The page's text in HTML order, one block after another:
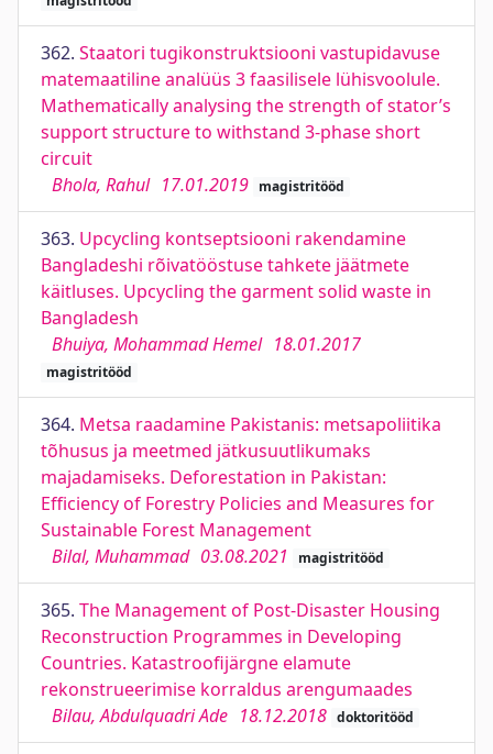
362. Staatori tugikonstruktsiooni vastupidavuse
matemaatiline analüüs 3 faasilisele lühisvoolule.
Mathematically analysing the strength of stator’s
support structure to withstand 3-phase short
circuit
Bhola, Rahul 17.01.2019 magistritööd
363. Upcycling kontseptsiooni rakendamine
Bangladeshi rõivatööstuse tahkete jäätmete
käitluses. Upcycling the garment solid waste in
Bangladesh
Bhuiya, Mohammad Hemel 18.01.2017
magistritööd
364. Metsa raadamine Pakistanis: metsapoliitika
tõhusus ja meetmed jätkusuutlikumaks
majadamiseks. Deforestation in Pakistan:
Efficiency of Forestry Policies and Measures for
Sustainable Forest Management
Bilal, Muhammad 03.08.2021 magistritööd
365. The Management of Post-Disaster Housing
Reconstruction Programmes in Developing
Countries. Katastroofijärgne elamute
rekonstrueerimise korraldus arengumaades
Bilau, Abdulquadri Ade 18.12.2018 doktoritööd